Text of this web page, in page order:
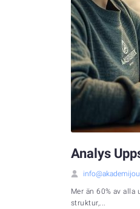
Analys
Mer än 60% av
struktur,...